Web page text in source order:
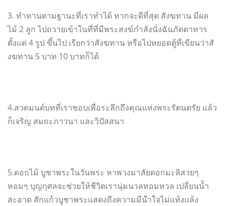
3. ทำทานตามฐานะที่เราทำได้ หากจะดีที่สุด สังฆทาน มีผล
ไม้ 2 ลูก ไปถวายเข้าในที่ที่มีพระสงฆ์กำลังนั่งฉันภัตตาหาร
ตั้งแต่ 4 รูป ขึ้นไป เรียกว่าสังฆทาน หรือไปหยอดตู้ที่เขียนว่าสั
งฆทาน 5 บาท 10 บาทก็ได้
4.สวดมนต์บทที่เราชอบเพื่อระลึกถึงคุณแห่งพระรัตนตรัย แล้ว
ก็เจริญ สมถะภาวนา และวิปัสสนา
5.ดอกไม้ บูชาพระในวันพระ หาพวงมาลัยดอกมะลิสวยๆ
หอมๆ บุญกุศลจะช่วยให้ชีวิตเรานุ่มนวลหอมหวล เปลี่ยนน้ำ
สะอาด สักแก้วบูชาพระแสดงถึงความมีน้ำใจไม่แห้งแล้ง